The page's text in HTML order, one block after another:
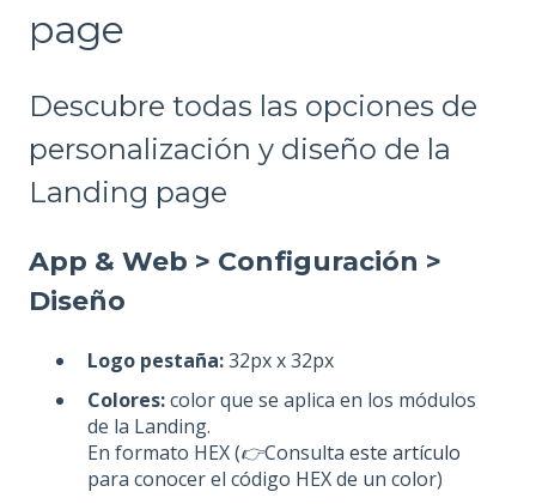
page
Descubre todas las opciones de
personalización y diseño de la
Landing page
App & Web > Configuración >
Diseño
Logo pestaña:32px x 32px
Colores:color que se aplica en los módulos
de la Landing.
En formato HEX (👉Consulta este artículo
para conocer el código HEX de un color)